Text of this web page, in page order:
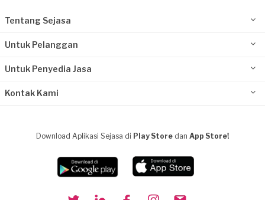
Tentang Sejasa
Untuk Pelanggan
Untuk Penyedia Jasa
Kontak Kami
Download Aplikasi Sejasa di Play Store dan App Store!